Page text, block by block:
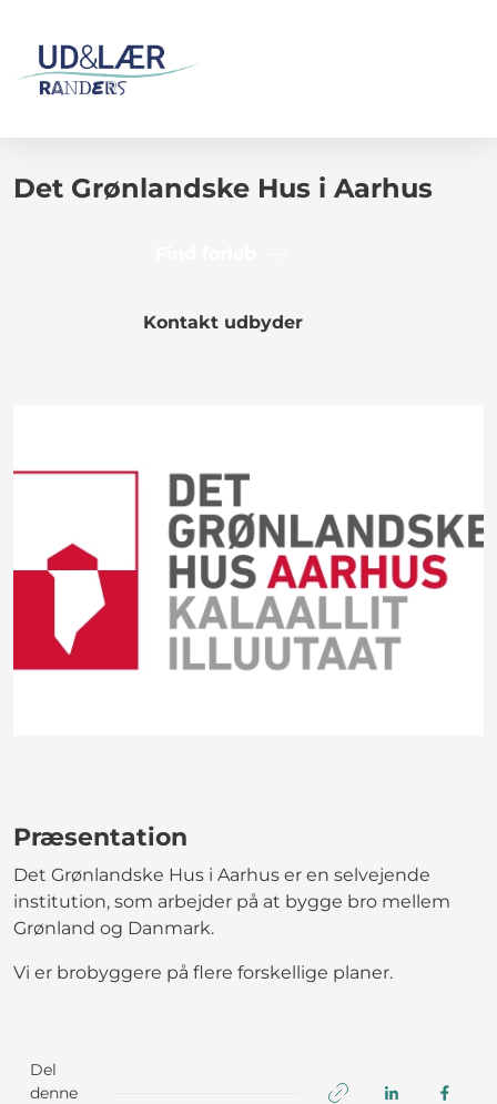
Det Grønlandske Hus i Aarhus
Kontakt udbyder
Præsentation
Det Grønlandske Hus i Aarhus er en selvejende
institution, som arbejder på at bygge bro mellem
Grønland og Danmark.
Vi er brobyggere på flere forskellige planer.
Del
denne